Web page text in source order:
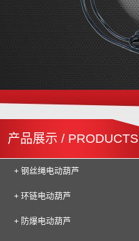
产品展示 / PRODUCTS
+ 钢丝绳电动葫芦
+ 环链电动葫芦
+ 防爆电动葫芦